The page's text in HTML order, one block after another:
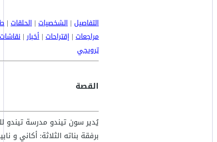
k
التفاصيل | الشخصيات | الحلقات |
مراجعات | إقتراحات | أخبار| نقاشات
ترويجي
القصة
يُدير سون تيندو مدرسة تيندو
برفقة بناته الثلاثة: أكاني و